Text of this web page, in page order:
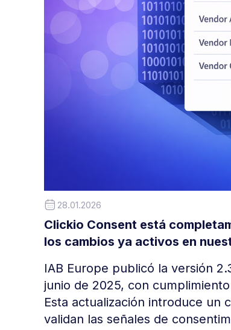
28.01.2026
Clickio Consent está
los cambios ya activos en
IAB Europe publicó la versión
junio de 2025, con
Esta actualización introduce un
validan las señales de